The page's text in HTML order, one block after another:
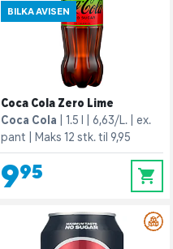
BILKA AVISEN
Coca Cola Zero Lime
Coca Cola
1.5 l 6,63/L.
ex.
pant
Maks 12 stk. til 9,95
9,95 0